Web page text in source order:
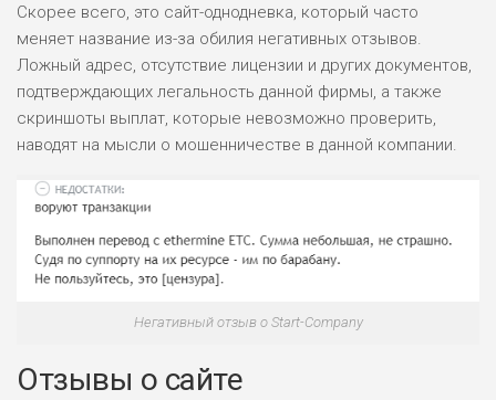
Скорее всего, это сайт-однодневка, который часто
меняет название из-за обилия негативных отзывов.
Ложный адрес, отсутствие лицензии и других документов,
подтверждающих легальность данной фирмы, а также
скриншоты выплат, которые невозможно проверить,
наводят на мысли о мошенничестве в данной компании.
Негативный отзыв о Start-Company
Отзывы о сайте